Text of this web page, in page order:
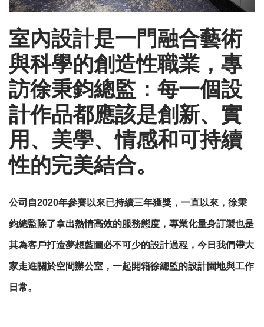
室內設計是一門融合藝術
與科學的創造性職業，專
訪徐秉鈞總監：每一個設
計作品都應該是創新、實
用、美學、情感和可持續
性的完美結合。
公司自2020年參賽以來已持續三年獲獎，一直以來，徐秉
鈞總監除了拿出熱情高效的服務態度，專業化量身訂製也是
其為客戶打造夢想藍圖必不可少的設計過程，今日我們帶大
家走進關於空間辦公室，一起開箱徐總監的設計園地與工作
日常。